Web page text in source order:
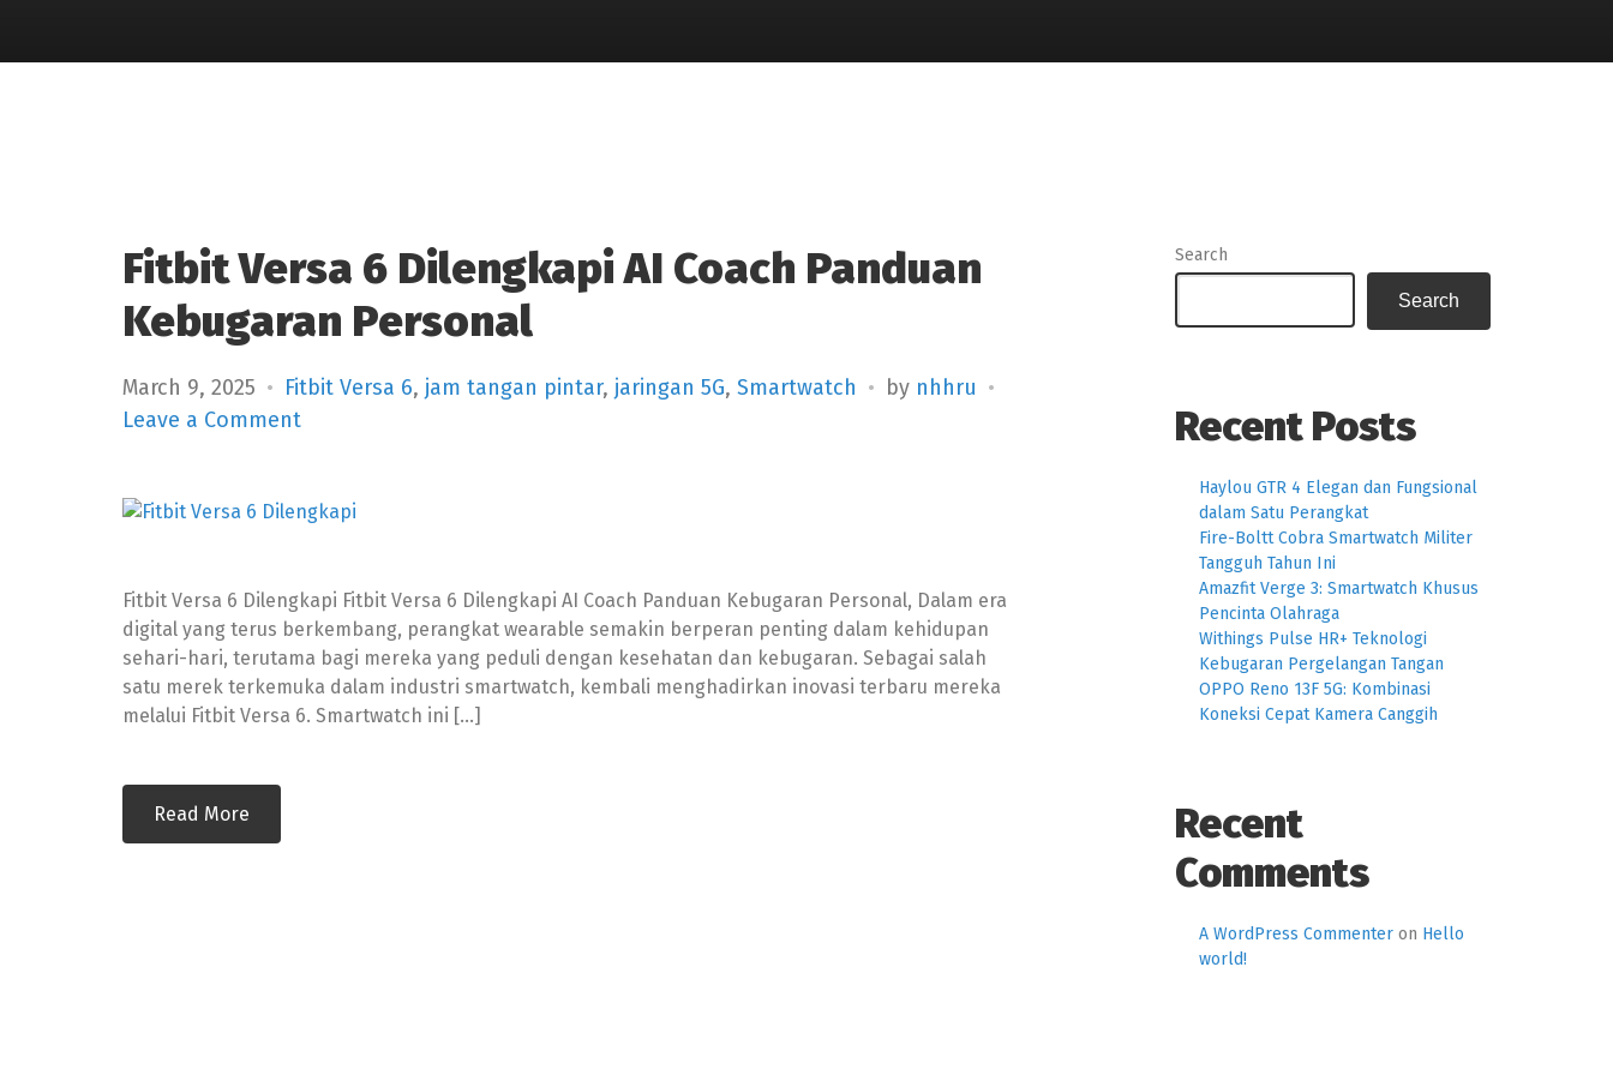
Fitbit Versa 6 Dilengkapi AI Coach Panduan
Kebugaran Personal
March 9, 2025 Fitbit Versa 6, jam tangan pintar, jaringan 5G, Smartwatch by nhhru
Leave a Commenton
6
Coach
Panduan
Kebugaran
Personal
Fitbit Versa 6 Dilengkapi Fitbit Versa 6 Dilengkapi AI Coach Panduan Kebugaran Personal, Dalam era
digital yang terus berkembang, perangkat wearable semakin berperan penting dalam kehidupan
sehari-hari, terutama bagi mereka yang peduli dengan kesehatan dan kebugaran. Sebagai salah
satu merek terkemuka dalam industri smartwatch, kembali menghadirkan inovasi terbaru mereka
melalui Fitbit Versa 6. Smartwatch ini […]
Read More
Search
Search
Recent Posts
Haylou GTR 4 Elegan dan Fungsional
dalam Satu Perangkat
Fire-Boltt Cobra Smartwatch Militer
Tangguh Tahun Ini
Amazfit Verge 3: Smartwatch Khusus
Pencinta Olahraga
Withings Pulse HR+ Teknologi
Kebugaran Pergelangan Tangan
OPPO Reno 13F 5G: Kombinasi
Koneksi Cepat Kamera Canggih
Recent
Comments
A WordPress Commenter on Hello
world!